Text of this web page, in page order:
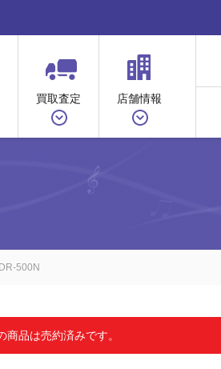
買取査定 店舗情報
500N
商品は売約済みです。